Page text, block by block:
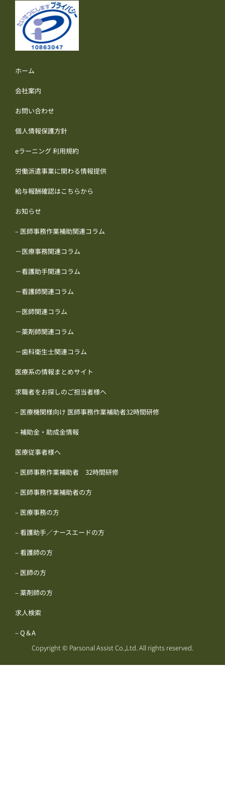
ホーム
会社案内
お問い合わせ
個人情報保護方針
eラーニング 利用規約
労働派遣事業に関わる情報提供
給与報酬確認はこちらから
お知らせ
– 医師事務作業補助関連コラム
－医療事務関連コラム
－看護助手関連コラム
－看護師関連コラム
－医師関連コラム
－薬剤師関連コラム
－歯科衛生士関連コラム
医療系の情報まとめサイト
求職者をお探しのご担当者様へ
– 医療機関様向け 医師事務作業補助者32時間研修
– 補助金・助成金情報
医療従事者様へ
– 医師事務作業補助者 32時間研修
– 医師事務作業補助者の方
– 医療事務の方
– 看護助手／ナースエードの方
– 看護師の方
– 医師の方
– 薬剤師の方
求人検索
– Q＆A
Copyright © Parsonal Assist Co.,Ltd. All rights reserved.